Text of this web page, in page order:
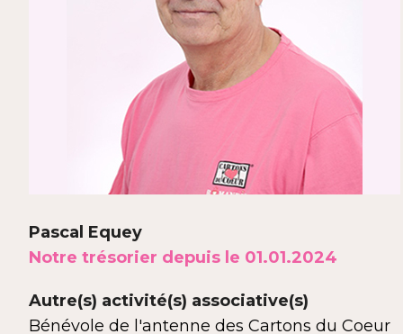
Pascal Equey
Notre trésorier depuis le 01.01.2024
Autre(s) activité(s) associative(s)
Bénévole de l'antenne des Cartons du Coeur